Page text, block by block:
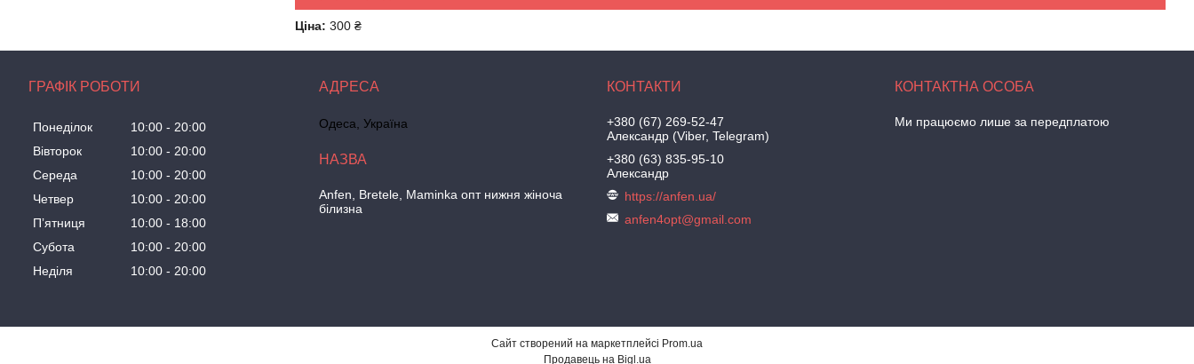
Ціна: 300 ₴
ГРАФІК РОБОТИ
Понеділок 10:00
20:00
Вівторок
10:00
20:00
Середа
10:00
20:00
Четвер
10:00
20:00
Пʼятниця
10:00
18:00
Субота
10:00
20:00
Неділя
10:00 20:00
Одеса, Україна
Anfen, Bretele, Maminka опт нижня жіноча
білизна
+380 (67) 269-52-47
Александр (Viber, Telegram)
+380 (63) 835-95-10
Александр
https://anfen.ua/
anfen4opt@gmail.com
Ми працюємо лише за передплатою
Сайт створений на маркетплейсі Prom.ua
Продавець на Bigl.ua